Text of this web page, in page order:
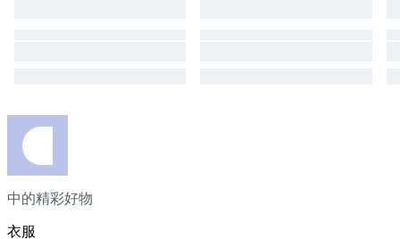
中的精彩好物
衣服